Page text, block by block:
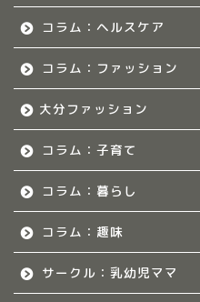
コラム：ヘルスケア
コラム：ファッション
大分ファッション
コラム：子育て
コラム：暮らし
コラム：趣味
サークル：乳幼児ママ